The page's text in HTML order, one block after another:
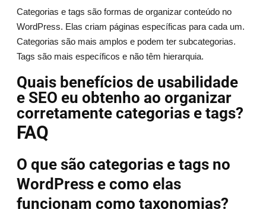
Categorias e tags são formas de organizar conteúdo no
WordPress. Elas criam páginas específicas para cada um.
Categorias são mais amplos e podem ter subcategorias.
Tags são mais específicos e não têm hierarquia.
Quais benefícios de usabilidade
e SEO eu obtenho ao organizar
corretamente categorias e tags?
FAQ
O que são categorias e tags no
WordPress e como elas
funcionam como taxonomias?